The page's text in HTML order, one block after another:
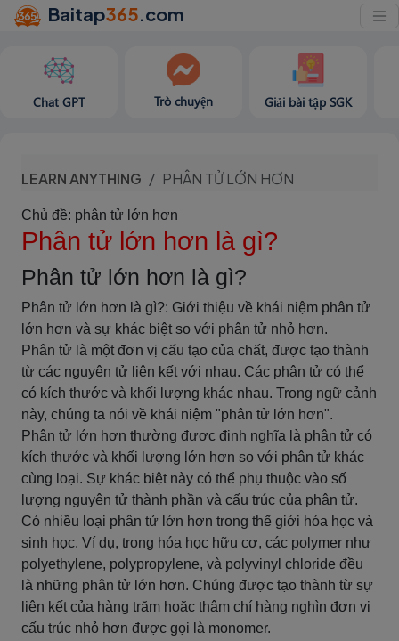
Baitap365.com
Chat GPT Trò chuyện Giải bài tập SGK
LEARN ANYTHING PHÂN TỬ LỚN HƠN
Chủ đề: phân tử lớn hơn
Phân tử lớn hơn là gì?
Phân tử lớn hơn là gì?
Phân tử lớn hơn là gì?: Giới thiệu về khái niệm phân tử
lớn hơn và sự khác biệt so với phân tử nhỏ hơn.
Phân tử là một đơn vị cấu tạo của chất, được tạo thành
từ các nguyên tử liên kết với nhau. Các phân tử có thể
có kích thước và khối lượng khác nhau. Trong ngữ cảnh
này, chúng ta nói về khái niệm "phân tử lớn hơn".
Phân tử lớn hơn thường được định nghĩa là phân tử có
kích thước và khối lượng lớn hơn so với phân tử khác
cùng loại. Sự khác biệt này có thể phụ thuộc vào số
lượng nguyên tử thành phần và cấu trúc của phân tử.
Có nhiều loại phân tử lớn hơn trong thế giới hóa học và
sinh học. Ví dụ, trong hóa học hữu cơ, các polymer như
polyethylene, polypropylene, và polyvinyl chloride đều
là những phân tử lớn hơn. Chúng được tạo thành từ sự
liên kết của hàng trăm hoặc thậm chí hàng nghìn đơn vị
cấu trúc nhỏ hơn được gọi là monomer.